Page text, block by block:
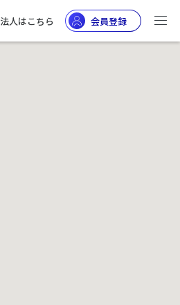
法人はこちら 会員登録